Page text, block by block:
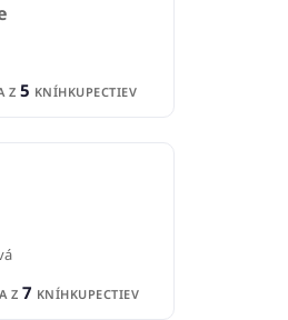
Z 5 KNÍHKUPECTIEV
Z 7 KNÍHKUPECTIEV